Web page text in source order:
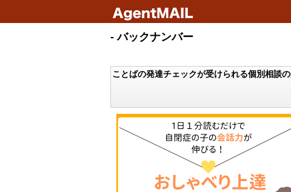
- バックナンバー
ことばの発達チェックが受けられる個別相談の